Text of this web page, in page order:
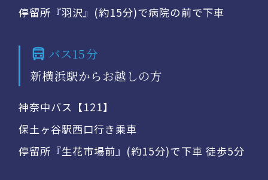
停留所『羽沢』(約15分)で病院の前で下車
バス15分
新横浜駅からお越しの方
神奈中バス【121】
保土ヶ谷駅西口行き乗車
停留所『生花市場前』(約15分)で下車 徒歩5分